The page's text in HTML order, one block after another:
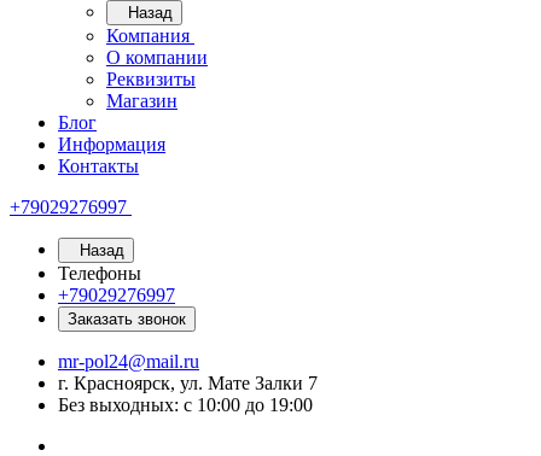
Назад
Компания
О компании
Реквизиты
Магазин
Блог
Информация
Контакты
+79029276997
Назад
Телефоны
+79029276997
Заказать звонок
mr-pol24@mail.ru
г. Красноярск, ул. Мате Залки 7
Без выходных: с 10:00 до 19:00